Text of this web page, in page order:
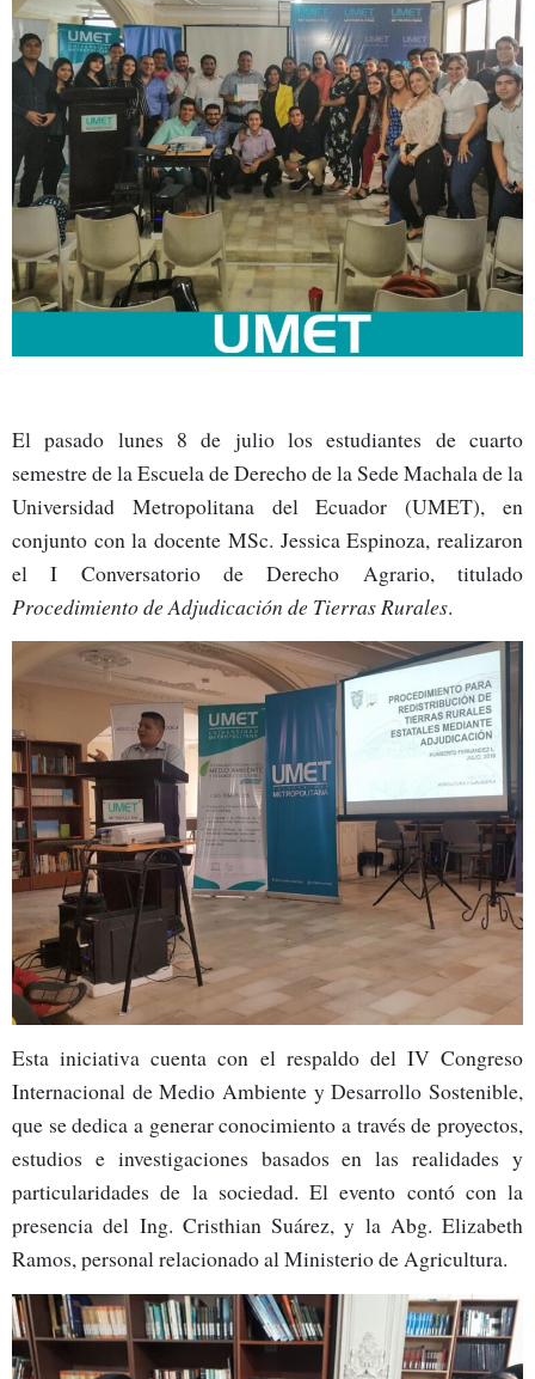
El pasado lunes 8 de julio los estudiantes de cuarto
semestre de la Escuela de Derecho de la Sede Machala de la
Universidad Metropolitana del Ecuador (UMET), en
conjunto con la docente MSc. Jessica Espinoza, realizaron
el I Conversatorio de Derecho Agrario, titulado
Procedimiento de Adjudicación de Tierras Rurales.
Esta iniciativa cuenta con el respaldo del IV Congreso
Internacional de Medio Ambiente y Desarrollo Sostenible,
que se dedica a generar conocimiento a través de proyectos,
estudios e investigaciones basados en las realidades y
particularidades de la sociedad. El evento contó con la
presencia del Ing. Cristhian Suárez, y la Abg. Elizabeth
Ramos, personal relacionado al Ministerio de Agricultura.